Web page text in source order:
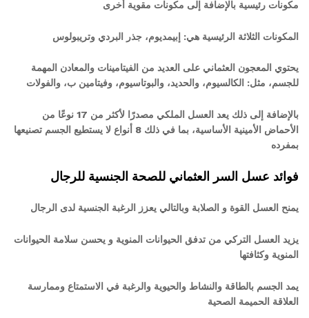
مكونات رئيسية بالإضافة إلى مكونات مقوية أخرى
المكونات الثلاثة الرئيسية هي: إبيمديوم، جذر البردي وتريبولوس
يحتوي المعجون العثماني على العديد من الفيتامينات والمعادن المهمة
للجسم، مثل: الكالسيوم، والحديد، والبوتاسيوم، وفيتامين ب، والفولات
بالإضافة إلى ذلك يعد العسل الملكي مصدرًا لأكثر من 17 نوعًا من
الأحماض الأمينية الأساسية، بما في ذلك 8 أنواع لا يستطيع الجسم تصنيعها
بمفرده
فوائد عسل السر العثماني للصحة الجنسية للرجال
يمنح العسل القوة و الصلابة وبالتالي يعزز الرغبة الجنسية لدى الرجال
يزيد العسل التركي من تدفق الحيوانات المنوية و يحسن سلامة الحيوانات
المنوية وكثافتها
يمد الجسم بالطاقة والنشاط والحيوية والرغبة في الاستمتاع وممارسة
العلاقة الحميمة الصحية